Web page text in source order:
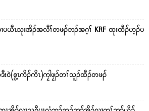
ယီၤသုးအိၣ်အလီၢ်တဖၣ်ဘၣ်အဂ့ၢ် KRF ထုးထီၣ်ဟ့ၣ်ပ
ဒီးဝဲ(စွ့ၤကိၣ်ကိၤ)ကၠါဖၠၣ်တၢ်သူၣ်ထီၣ်တဖၣ်